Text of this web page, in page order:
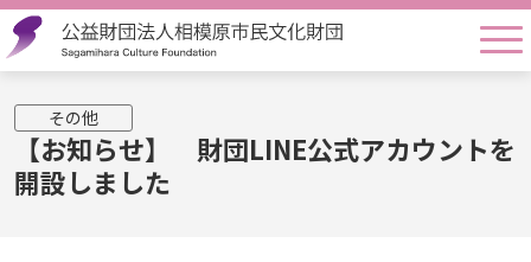
その他
【お知らせ】 財団LINE公式アカウントを
開設しました